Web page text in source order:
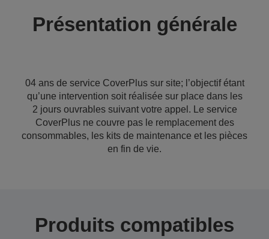
Présentation générale
04 ans de service CoverPlus sur site; l’objectif étant
qu’une intervention soit réalisée sur place dans les
2 jours ouvrables suivant votre appel. Le service
CoverPlus ne couvre pas le remplacement des
consommables, les kits de maintenance et les pièces
en fin de vie.
Produits compatibles